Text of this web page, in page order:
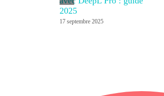
2025
17 septembre 2025